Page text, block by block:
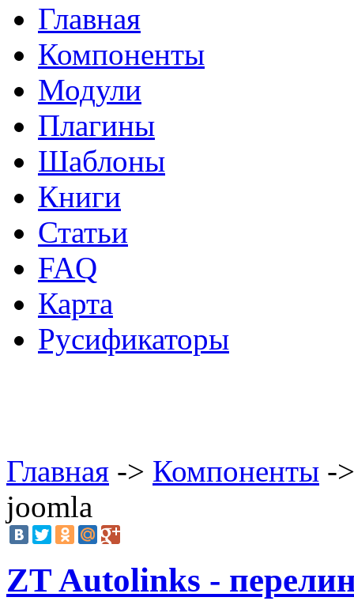
Главная
Компоненты
Модули
Плагины
Шаблоны
Книги
Статьи
FAQ
Карта
Русификаторы
Главная -> Компоненты -
joomla
ZT Autolinks -